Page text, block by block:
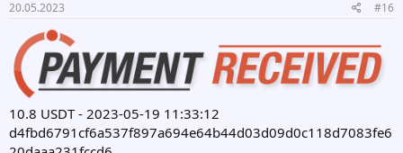
20.05.2023 #16
10.8 USDT - 2023-05-19 11:33:12
d4fbd6791cf6a537f897a694e64b44d03d09d0c118d7083fe6